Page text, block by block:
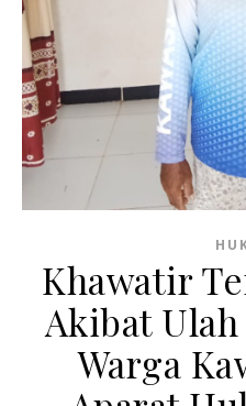
Khawatir
Akibat
Warga